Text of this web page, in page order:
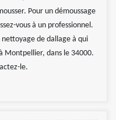
Pour un démoussage
vous à un professionnel.
nettoyage de dallage à qui
Montpellier, dans le 34000.
le.